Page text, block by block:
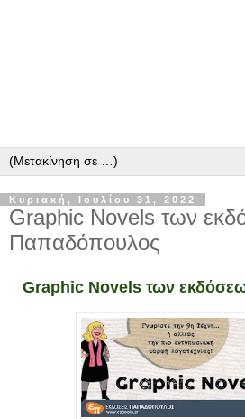
Κυριακή, Ιουλίου 31, 2022
Graphic Novels των
Παπαδόπουλος
Graphic Novels των